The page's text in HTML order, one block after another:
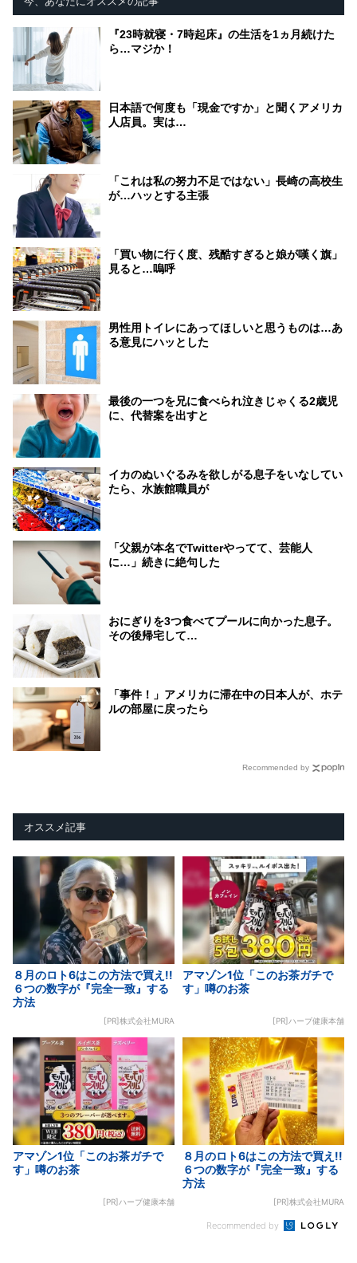
『23時就寝・7時起床』の生活を1ヵ月続けた
ら…マジか！
日本語で何度も「現金ですか」と聞くアメリカ
人店員。実は…
「これは私の努力不足ではない」長崎の高校生
が…ハッとする主張
「買い物に行く度、残酷すぎると娘が嘆く旗」
見ると…嗚呼
男性用トイレにあってほしいと思うものは…あ
る意見にハッとした
最後の一つを兄に食べられ泣きじゃくる2歳児
に、代替案を出すと
イカのぬいぐるみを欲しがる息子をいなしてい
たら、水族館職員が
「父親が本名でTwitterやってて、芸能人
に…」続きに絶句した
おにぎりを3つ食べてプールに向かった息子。
その後帰宅して…
「事件！」アメリカに滞在中の日本人が、ホテ
ルの部屋に戻ったら
Recommended by
オススメ記事
８月のロト6はこの方法で買え!!
６つの数字が『完全一致』する
方法
[PR]株式会社MURA
アマゾン1位「このお茶ガチで
す」噂のお茶
[PR]ハーブ健康本舗
アマゾン1位「このお茶ガチで
す」噂のお茶
[PR]ハーブ健康本舗
８月のロト6はこの方法で買え!!
６つの数字が『完全一致』する
方法
[PR]株式会社MURA
Recommended by